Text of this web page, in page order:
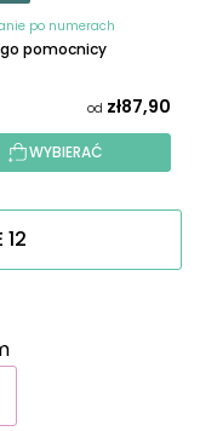
po numerach
pomocnicy
od zł87,90
WYBIERAĆ
12